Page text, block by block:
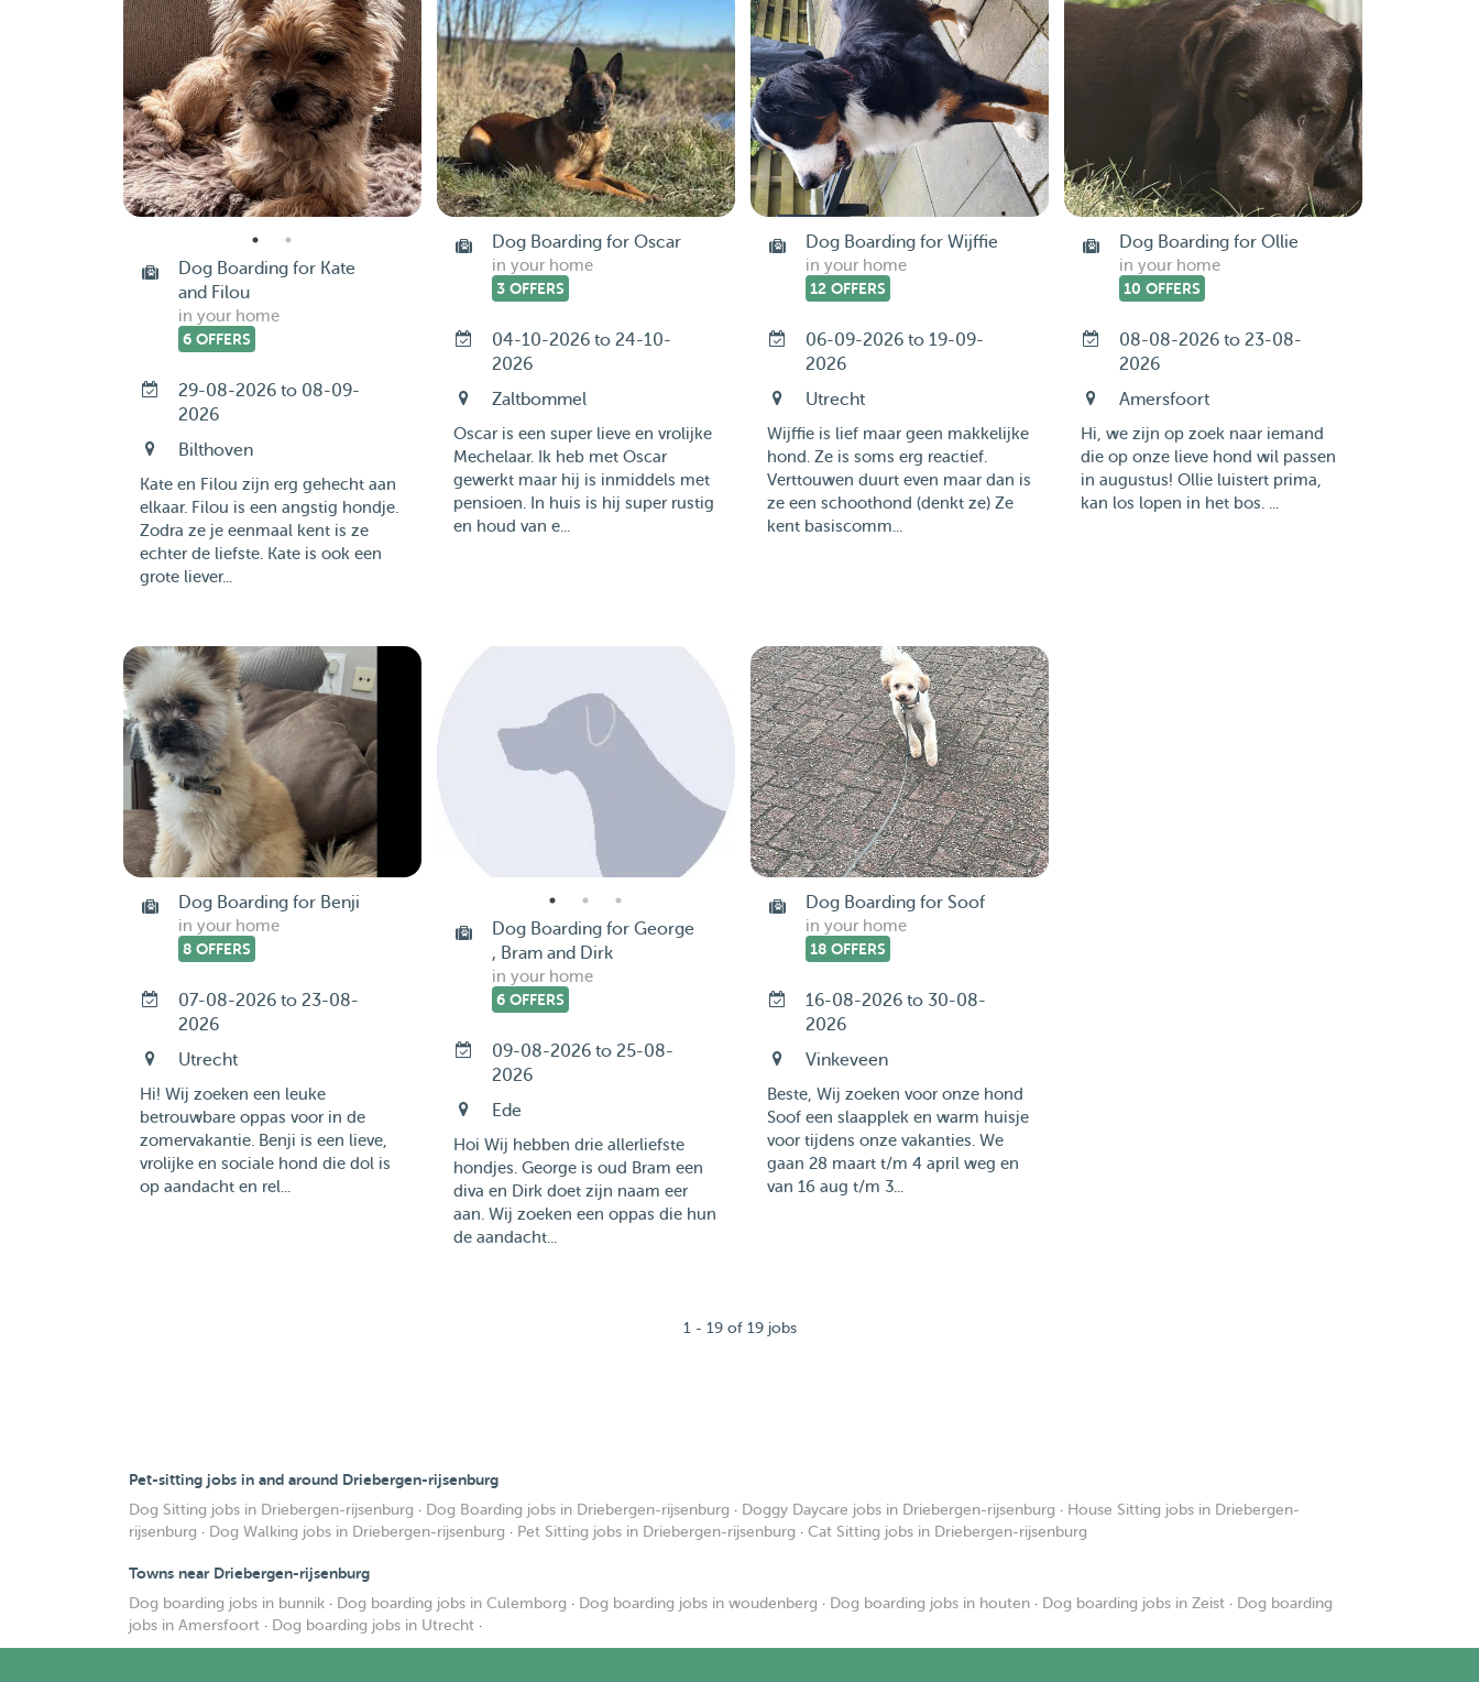
Dog Boarding for Kate
and Filou
in your home
6 OFFERS
29-08-2026 to 08-09-
2026
Bilthoven
Kate en Filou zijn erg gehecht aan
elkaar. Filou is een angstig hondje.
Zodra ze je eenmaal kent is ze
echter de liefste. Kate is ook een
grote liever...
Dog Boarding for Oscar
in your home
3 OFFERS
04-10-2026 to 24-10-
2026
Zaltbommel
Oscar is een super lieve en vrolijke
Mechelaar. Ik heb met Oscar
gewerkt maar hij is inmiddels met
pensioen. In huis is hij super rustig
en houd van e...
Dog Boarding for Wijffie
in your home
12 OFFERS
06-09-2026 to 19-09-
2026
Utrecht
Wijffie is lief maar geen makkelijke
hond. Ze is soms erg reactief.
Verttouwen duurt even maar dan is
ze een schoothond (denkt ze) Ze
kent basiscomm...
Dog Boarding for Ollie
in your home
10 OFFERS
08-08-2026 to 23-08-
2026
Amersfoort
Hi, we zijn op zoek naar iemand
die op onze lieve hond wil passen
in augustus! Ollie luistert prima,
kan los lopen in het bos. ...
Dog Boarding for Benji
in your home
8 OFFERS
07-08-2026 to 23-08-
2026
Utrecht
Hi! Wij zoeken een leuke
betrouwbare oppas voor in de
zomervakantie. Benji is een lieve,
vrolijke en sociale hond die dol is
op aandacht en rel...
Dog Boarding for George
, Bram and Dirk
in your home
6 OFFERS
09-08-2026 to 25-08-
2026
Ede
Hoi Wij hebben drie allerliefste
hondjes. George is oud Bram een
diva en Dirk doet zijn naam eer
aan. Wij zoeken een oppas die hun
de aandacht...
Dog Boarding for Soof
in your home
18 OFFERS
16-08-2026 to 30-08-
2026
Vinkeveen
Beste, Wij zoeken voor onze hond
Soof een slaapplek en warm huisje
voor tijdens onze vakanties. We
gaan 28 maart t/m 4 april weg en
van 16 aug t/m 3...
1 - 19 of 19 jobs
Pet-sitting jobs in and around Driebergen-rijsenburg
Dog Sitting jobs in Driebergen-rijsenburg · Dog Boarding jobs in Driebergen-rijsenburg · Doggy Daycare jobs in Driebergen-rijsenburg · House Sitting jobs in Driebergen-
rijsenburg · Dog Walking jobs in Driebergen-rijsenburg · Pet Sitting jobs in Driebergen-rijsenburg · Cat Sitting jobs in Driebergen-rijsenburg
Towns near Driebergen-rijsenburg
Dog boarding jobs in bunnik · Dog boarding jobs in Culemborg · Dog boarding jobs in woudenberg · Dog boarding jobs in houten · Dog boarding jobs in Zeist · Dog boarding
jobs in Amersfoort · Dog boarding jobs in Utrecht ·